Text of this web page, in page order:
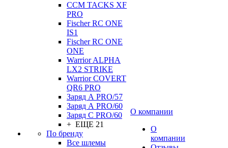
CCM TACKS XF
PRO
Fischer RC ONE
IS1
Fischer RC ONE
ONE
Warrior ALPHA
LX2 STRIKE
Warrior COVERT
QR6 PRO
Заряд А PRO/57
Заряд А PRO/60
Заряд С PRO/60
+ ЕЩЕ 21
По бренду
Все шлемы
О компании
О
компании